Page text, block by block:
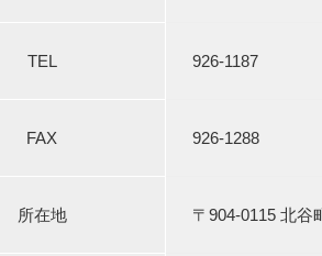
TEL 926-1187
FAX 926-1288
所在地 〒904-0115 北